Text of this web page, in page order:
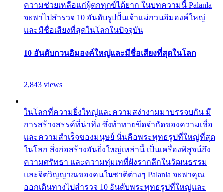
ความช่วยเหลือแก่ผู้ตกทุกข์ได้ยาก ในบทความนี้ Palanla
จะพาไปสำรวจ 10 อันดับรูปปั้นเจ้าแม่กวนอิมองค์ใหญ่
และมีชื่อเสียงที่สุดในโลกในปัจจุบัน
10 อันดับกวนอิมองค์ใหญ่และมีชื่อเสียงที่สุดในโลก
2,843 views
ในโลกที่ความยิ่งใหญ่และความสง่างามมาบรรจบกัน มี
การสร้างสรรค์ที่น่าทึ่ง ซึ่งท้าทายขีดจำกัดของความเชื่อ
และความสำเร็จของมนุษย์ นั่นคือพระพุทธรูปที่ใหญ่ที่สุด
ในโลก สิ่งก่อสร้างอันยิ่งใหญ่เหล่านี้ เป็นเครื่องพิสูจน์ถึง
ความศรัทธา และความทุ่มเทที่ฝังรากลึกในวัฒนธรรม
และจิตวิญญาณของคนในชาติต่างๆ Palanla จะพาคุณ
ออกเดินทางไปสำรวจ 10 อันดับพระพุทธรูปที่ใหญ่และ